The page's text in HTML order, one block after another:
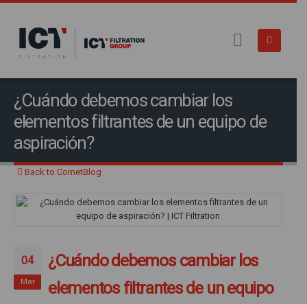
¿Cuándo debemos cambiar los
elementos filtrantes de un equipo de
aspiración?
Back to CometBlog
04
Mar
¿Cuándo debemos cambiar los
elementos filtrantes de un equipo